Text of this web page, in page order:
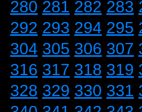
280 281 282 283
292 293 294 295
304 305 306 307
316 317 318 319
328 329 330 331